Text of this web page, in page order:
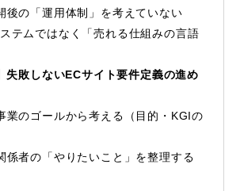
後の「運用体制」を考えていない
テムではなく「売れる仕組みの言語
失敗しないECサイト要件定義の進め
業のゴールから考える（目的・KGIの
係者の「やりたいこと」を整理する